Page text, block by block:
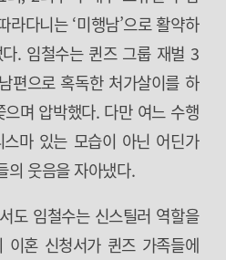
다니는 ‘미행남’으로 활약하
. 임철수는 퀸즈 그룹 재벌 3
편으로 혹독한 처가살이를 하
며 압박했다. 다만 여느 수행
마 있는 모습이 아닌 어딘가
의 웃음을 자아냈다.
도 임철수는 신스틸러 역할을
이혼 신청서가 퀸즈 가족들에